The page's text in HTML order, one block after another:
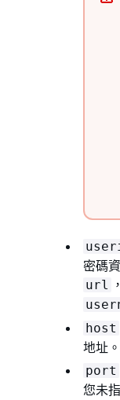
密碼
url
host
地址。
port
您未